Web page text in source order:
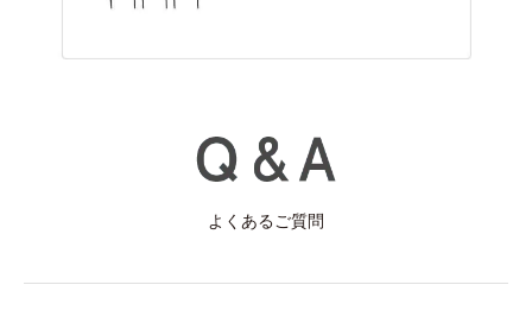
よくあるご質問